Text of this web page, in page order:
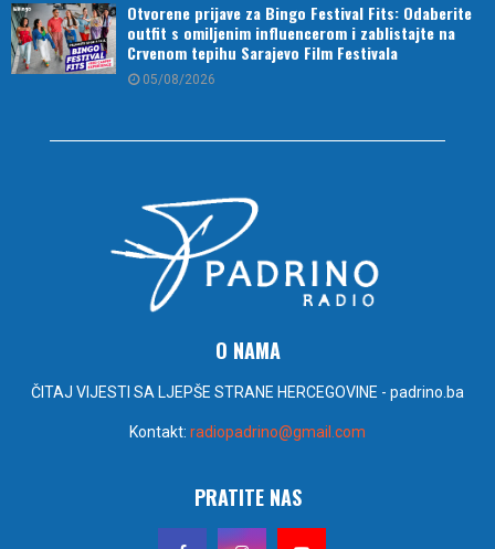
Otvorene prijave za Bingo Festival Fits: Odaberite
outfit s omiljenim influencerom i zablistajte na
Crvenom tepihu Sarajevo Film Festivala
05/08/2026
O NAMA
ČITAJ VIJESTI SA LJEPŠE STRANE HERCEGOVINE - padrino.ba
Kontakt: radiopadrino@gmail.com
PRATITE NAS